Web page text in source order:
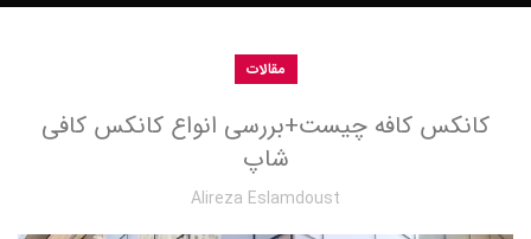
مقالات
کانکس کافه چیست+بررسی انواع کانکس کافی
شاپ
Alireza Eslamdoust